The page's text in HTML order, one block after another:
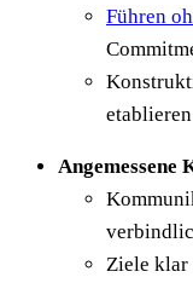
Führen
etablieren
Angemessene
Ziele klar